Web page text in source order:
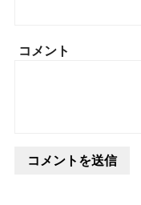
コメント